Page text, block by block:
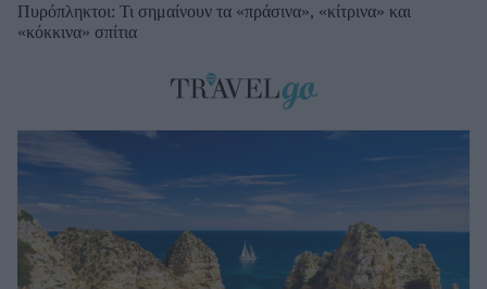
Πυρόπληκτοι: Τι σημαίνουν τα «πράσινα», «κίτρινα» και
«κόκκινα» σπίτια